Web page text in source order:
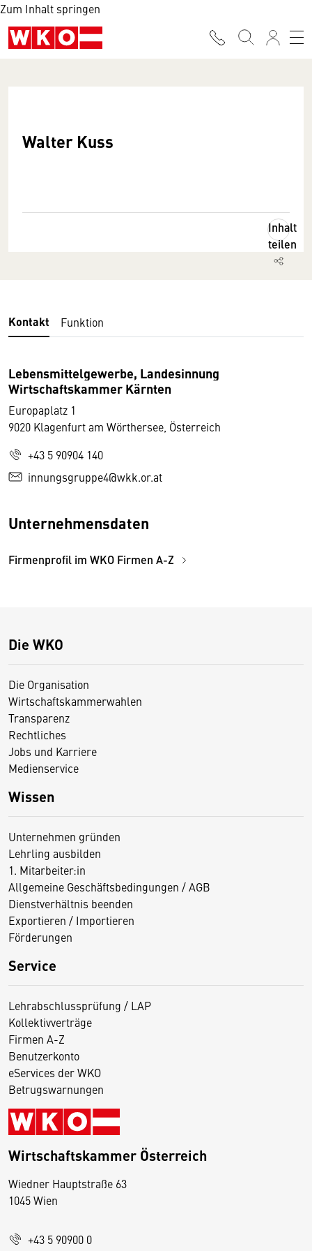
Zum Inhalt springen
Walter Kuss
Inhalt
teilen
Kontakt Funktion
Lebensmittelgewerbe, Landesinnung
Wirtschaftskammer Kärnten
Europaplatz 1
9020 Klagenfurt am Wörthersee, Österreich
+43 5 90904 140
innungsgruppe4@wkk.or.at
Unternehmensdaten
Firmenprofil im WKO Firmen A-Z
Die WKO
Die Organisation
Wirtschaftskammerwahlen
Transparenz
Rechtliches
Jobs und Karriere
Medienservice
Wissen
Unternehmen gründen
Lehrling ausbilden
1. Mitarbeiter:in
Allgemeine Geschäftsbedingungen / AGB
Dienstverhältnis beenden
Exportieren / Importieren
Förderungen
Service
Lehrabschlussprüfung / LAP
Kollektivverträge
Firmen A-Z
Benutzerkonto
eServices der WKO
Betrugswarnungen
Wirtschaftskammer Österreich
Wiedner Hauptstraße 63
1045 Wien
+43 5 90900 0
D
s